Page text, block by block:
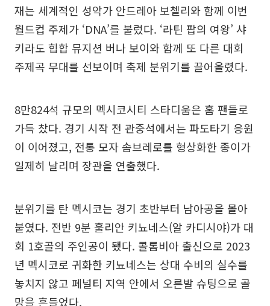
재는 세계적인 성악가 안드레아 보첼리와 함께 이번
월드컵 주제가 ‘DNA’를 불렀다. ‘라틴 팝의 여왕’ 샤
키라도 힙합 뮤지션 버나 보이와 함께 또 다른 대회
주제곡 무대를 선보이며 축제 분위기를 끌어올렸다.
8만824석 규모의 멕시코시티 스타디움은 홈 팬들로
가득 찼다. 경기 시작 전 관중석에서는 파도타기 응원
이 이어졌고, 전통 모자 솜브레로를 형상화한 종이가
일제히 날리며 장관을 연출했다.
분위기를 탄 멕시코는 경기 초반부터 남아공을 몰아
붙였다. 전반 9분 훌리안 키뇨네스(알 카디시야)가 대
회 1호골의 주인공이 됐다. 콜롬비아 출신으로 2023
년 멕시코로 귀화한 키뇨네스는 상대 수비의 실수를
놓치지 않고 페널티 지역 안에서 오른발 슈팅으로 골
망을 흔들었다.